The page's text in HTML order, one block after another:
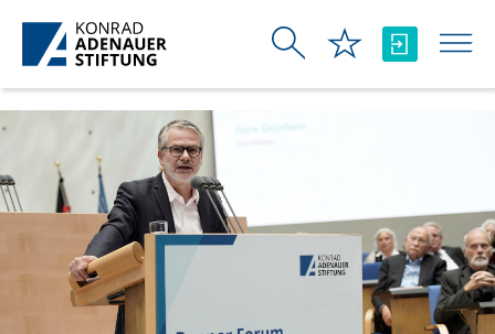
Skip to Main Content